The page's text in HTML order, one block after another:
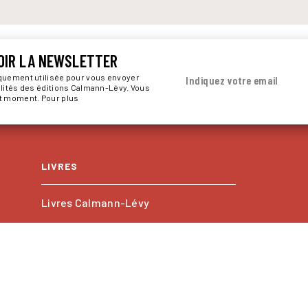
LA NEWSLETTER
utilisée pour vous envoyer
des éditions Calmann-Lévy. Vous
moment. Pour plus
Indiquez votre email
LIVRES
Livres Calmann-Lévy
Livres Kero